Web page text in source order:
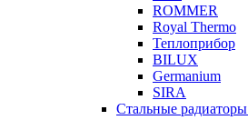
ROMMER
Royal Thermo
Теплоприбор
BILUX
Germanium
SIRA
Стальные радиаторы